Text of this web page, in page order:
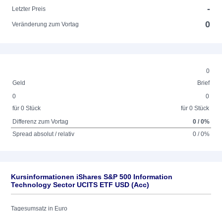
Letzter Preis
-
Veränderung zum Vortag 0
0
Geld
Brief
0
für 0 Stück
0
für 0 Stück
Differenz zum Vortag
0 / 0%
Spread absolut / relativ
0 / 0%
Kursinformationen iShares S&P 500 Information
Technology Sector UCITS ETF USD (Acc)
Tagesumsatz in Euro